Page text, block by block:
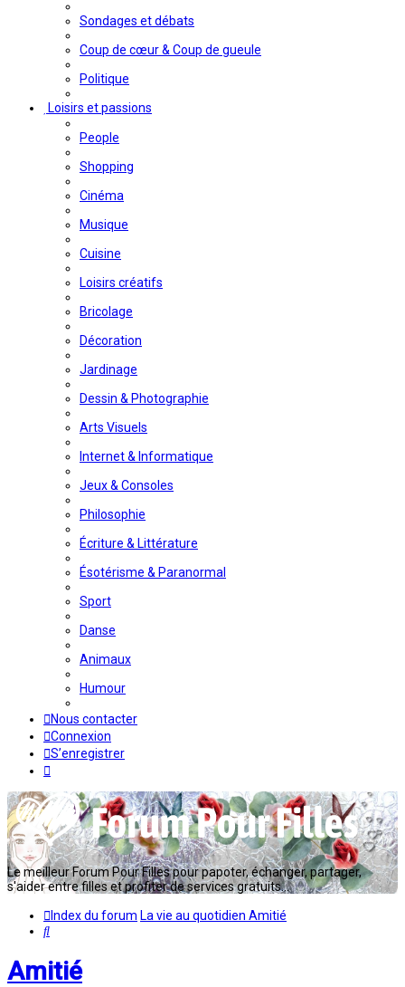
Sondages et débats
Coup de cœur & Coup de gueule
Politique
Loisirs et passions
People
Shopping
Cinéma
Musique
Cuisine
Loisirs créatifs
Bricolage
Décoration
Jardinage
Dessin & Photographie
Arts Visuels
Internet & Informatique
Jeux & Consoles
Philosophie
Écriture & Littérature
Ésotérisme & Paranormal
Sport
Danse
Animaux
Humour
Nous contacter
Connexion
S’enregistrer
Le meilleur Forum Pour Filles pour papoter, échanger, partager,
s'aider entre filles et profiter de services gratuits...
Index du forum La vie au quotidien Amitié
Rechercher
Amitié